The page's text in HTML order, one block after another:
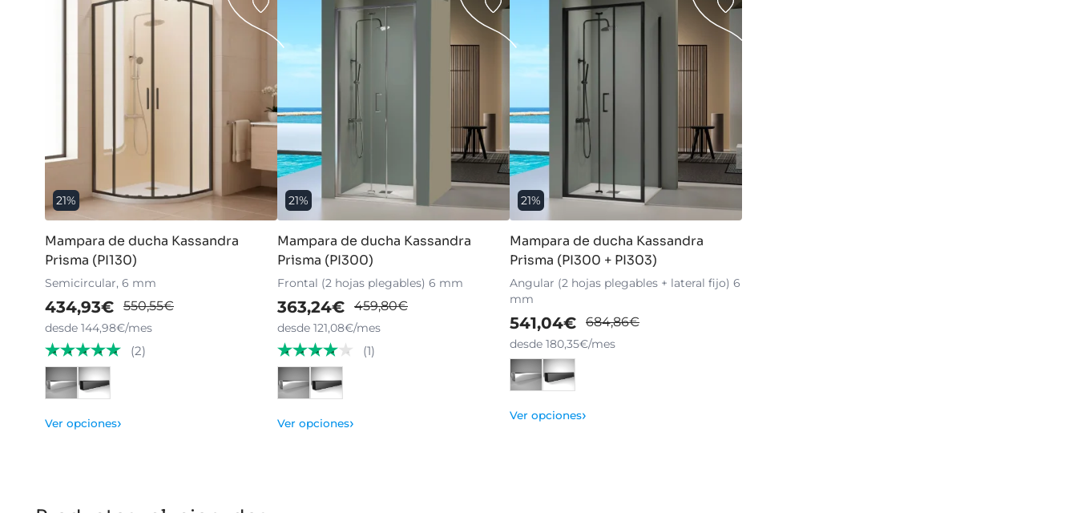
21%
Mampara de ducha Kassandra
Prisma (PI130)
Semicircular, 6 mm
434,93€ 550,55€
desde 144,98€/mes
(2)
Ver opciones›
21%
Mampara de ducha Kassandra
Prisma (PI300)
Frontal (2 hojas plegables) 6 mm
363,24€ 459,80€
desde 121,08€/mes
(1)
Ver opciones›
21%
Mampara de ducha Kassandra
Prisma (PI300 + PI303)
Angular (2 hojas plegables + lateral fijo) 6
mm
541,04€ 684,86€
desde 180,35€/mes
Ver opciones›